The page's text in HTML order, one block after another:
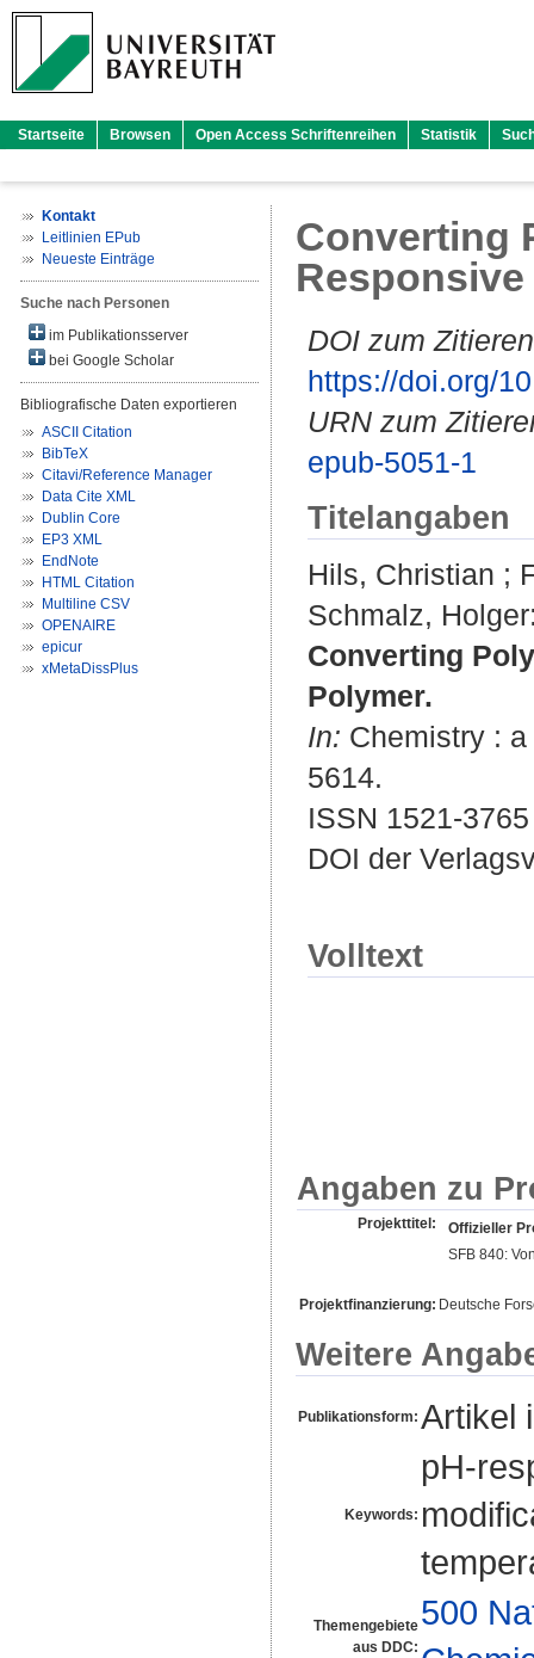
Startseite Browsen Open Access Schriftenreihen Statistik
Kontakt
Leitlinien EPub
Neueste Einträge
Suche nach Personen
im Publikationsserver
bei Google Scholar
Bibliografische Daten exportieren
ASCII Citation
BibTeX
Citavi/Reference Manager
Data Cite XML
Dublin Core
EP3 XML
EndNote
HTML Citation
Multiline CSV
OPENAIRE
epicur
xMetaDissPlus
Converting
DOI zum
https://doi.org/
URN zum
epub-5051-1
Titelangaben
Hils, Christian ;
Schmalz, Holger
Converting
Polymer.
In: Chemistry :
5614.
ISSN 1521-3765
DOI der
Volltext
Angaben zu
Projekttitel:
Offizieller
SFB 840:
Projektfinanzierung: Deutsche
Weitere
Publikationsform: Artikel
Keywords:
pH-
Themengebiete
aus DDC:
500